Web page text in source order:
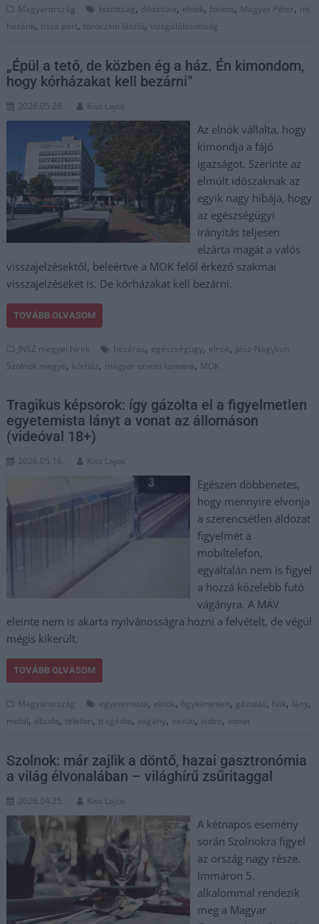
Magyarország bizottság, diktatúra, elnök, fontos, Magyar Péter, mi
hazánk, tisza part, toroczkai lászló,vizsgálóbizottság
„Épül a tető, de közben ég a ház. Én kimondom,
hogy kórházakat kell bezárni”
2026.05.28. Kiss Lajos
Az elnök vállalta, hogy
kimondja a fájó
igazságot. Szerinte az
elmúlt időszaknak az
egyik nagy hibája, hogy
az egészségügyi
irányítás teljesen
elzárta magát a valós
visszajelzésektől, beleértve a MOK felől érkező szakmai
visszajelzéseket is. De kórházakat kell bezárni.
TOVÁBB OLVASOM
JNSZ megyei hírek bezárás, egészségügy, elnök, Jász-Nagykun
Szolnok megye, kórház, magyar orvosi kamara, MOK
Tragikus képsorok: így gázolta el a figyelmetlen
egyetemista lányt a vonat az állomáson
(videóval 18+)
2026.05.16. Kiss Lajos
Egészen döbbenetes,
hogy mennyire elvonja
a szerencsétlen áldozat
figyelmét a
mobiltelefon,
egyáltalán nem is figyel
a hozzá közelebb futó
vágányra. A MÁV
eleinte nem is akarta nyilvánosságra hozni a felvételt, de végül
mégis kikerült.
TOVÁBB OLVASOM
Magyarország egyetemista, elnök, figyelmetlen, gázolás, hök, lány,
mobil, óbuda, telefon, tragédia,vágány,vasúti,video,vonat
Szolnok: már zajlik a döntő, hazai gasztronómia
a világ élvonalában – világhírű zsűritaggal
2026.04.25. Kiss Lajos
A kétnapos esemény
során Szolnokra figyel
az ország nagy része.
Immáron 5.
alkalommal rendezik
meg a Magyar